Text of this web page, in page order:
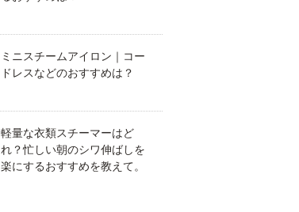
ミニスチームアイロン｜コー
ドレスなどのおすすめは？
軽量な衣類スチーマーはど
れ？忙しい朝のシワ伸ばしを
楽にするおすすめを教えて。